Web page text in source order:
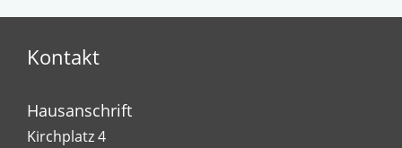
Kontakt
Hausanschrift
Kirchplatz 4